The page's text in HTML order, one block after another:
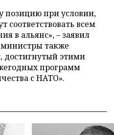
позицию при условии,
соответствовать всем
в альянс», – заявил
министры также
достигнутый этими
программ
с НАТО».